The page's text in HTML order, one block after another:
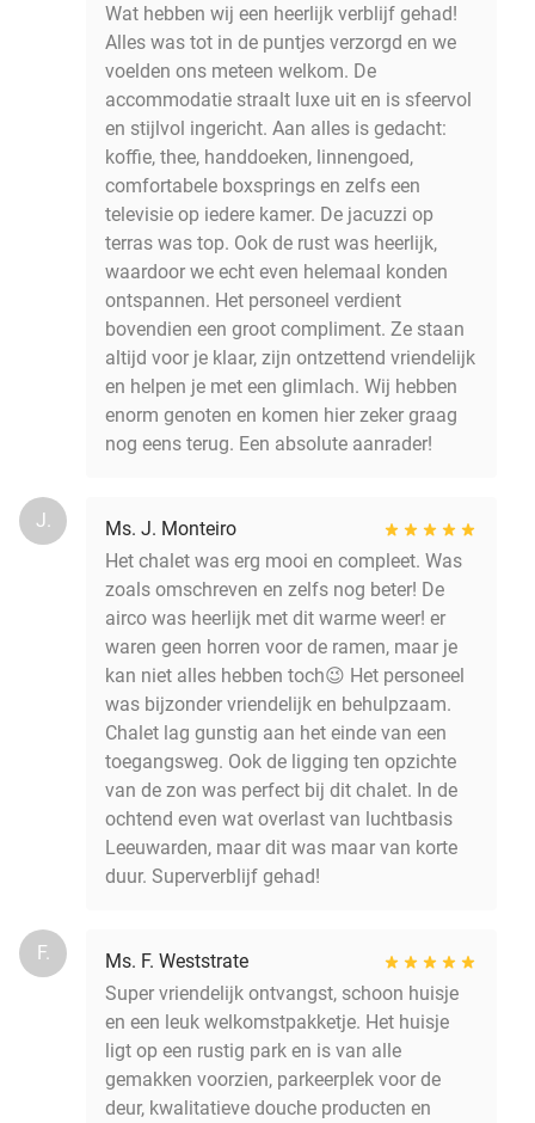
Wat hebben wij een heerlijk verblijf gehad!
Alles was tot in de puntjes verzorgd en we
voelden ons meteen welkom. De
accommodatie straalt luxe uit en is sfeervol
en stijlvol ingericht. Aan alles is gedacht:
koffie, thee, handdoeken, linnengoed,
comfortabele boxsprings en zelfs een
televisie op iedere kamer. De jacuzzi op
terras was top. Ook de rust was heerlijk,
waardoor we echt even helemaal konden
ontspannen. Het personeel verdient
bovendien een groot compliment. Ze staan
altijd voor je klaar, zijn ontzettend vriendelijk
en helpen je met een glimlach. Wij hebben
enorm genoten en komen hier zeker graag
nog eens terug. Een absolute aanrader!
J.
Ms. J. Monteiro
Het chalet was erg mooi en compleet. Was
zoals omschreven en zelfs nog beter! De
airco was heerlijk met dit warme weer! er
waren geen horren voor de ramen, maar je
kan niet alles hebben toch😉 Het personeel
was bijzonder vriendelijk en behulpzaam.
Chalet lag gunstig aan het einde van een
toegangsweg. Ook de ligging ten opzichte
van de zon was perfect bij dit chalet. In de
ochtend even wat overlast van luchtbasis
Leeuwarden, maar dit was maar van korte
duur. Superverblijf gehad!
F.
Ms. F. Weststrate
Super vriendelijk ontvangst, schoon huisje
en een leuk welkomstpakketje. Het huisje
ligt op een rustig park en is van alle
gemakken voorzien, parkeerplek voor de
deur, kwalitatieve douche producten en